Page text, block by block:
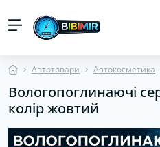
Автотовари Автокосметика
Вологопоглинаючі
колір жовтий